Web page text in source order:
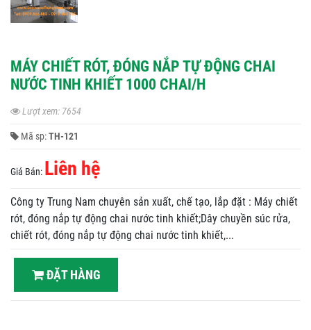
MÁY CHIẾT RÓT, ĐÓNG NẮP TỰ ĐỘNG CHAI
NƯỚC TINH KHIẾT 1000 CHAI/H
Lượt xem: 7654
Mã sp:TH-121
Giá Bán: Liên hệ
Công ty Trung Nam chuyên sản xuất, chế tạo, lắp đặt : Máy chiết
rót, đóng nắp tự động chai nước tinh khiết;Dây chuyền súc rửa,
chiết rót, đóng nắp tự động chai nước tinh khiết,...
ĐẶT HÀNG